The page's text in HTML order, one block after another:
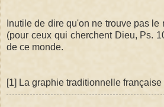
Inutile de dire qu'on ne trouve pas
(pour ceux qui cherchent Dieu, Ps.
de ce monde.
[1] La graphie traditionnelle française